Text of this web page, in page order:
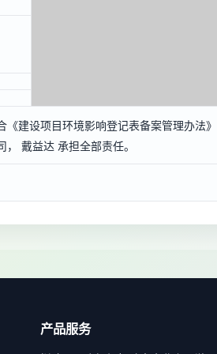
建设项目环境影响登记表备案管理办法》
戴益达 承担全部责任。
产品服务